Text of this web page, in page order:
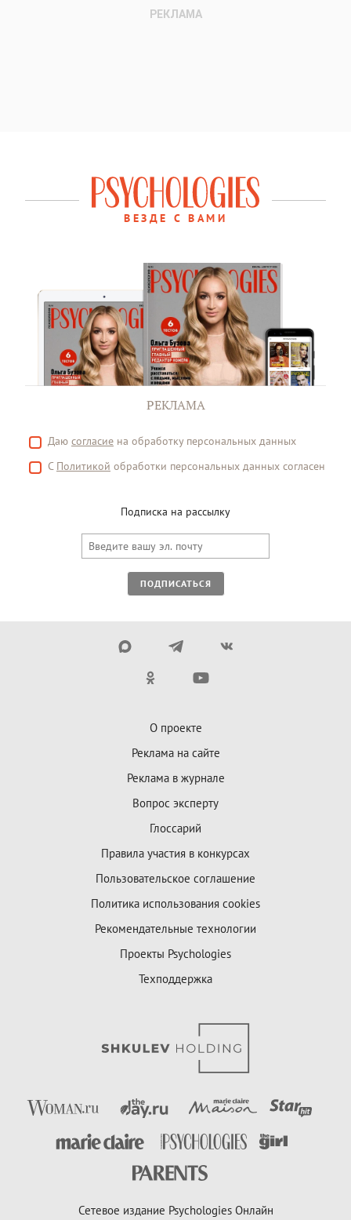
ВЕЗДЕ С ВАМИ
РЕКЛАМА
Даю согласие на обработку персональных данных
С Политикой обработки персональных данных согласен
Подписка на рассылку
ПОДПИСАТЬСЯ
О проекте
Реклама на сайте
Реклама в журнале
Вопрос эксперту
Глоссарий
Правила участия в конкурсах
Пользовательское соглашение
Политика использования cookies
Рекомендательные технологии
Проекты Psychologies
Техподдержка
Сетевое издание Psychologies Онлайн